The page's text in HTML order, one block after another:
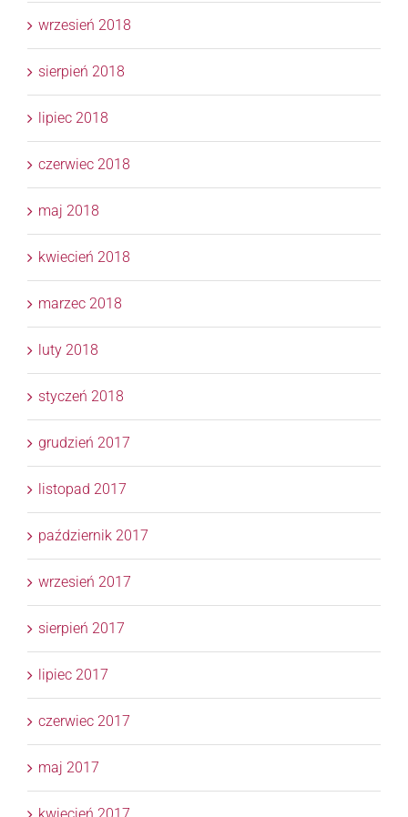
wrzesień 2018
sierpień 2018
lipiec 2018
czerwiec 2018
maj 2018
kwiecień 2018
marzec 2018
luty 2018
styczeń 2018
grudzień 2017
listopad 2017
październik 2017
wrzesień 2017
sierpień 2017
lipiec 2017
czerwiec 2017
maj 2017